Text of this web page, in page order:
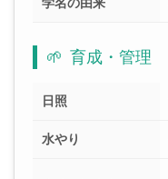
学名の由来
🌱 育成・管理
日照
水やり